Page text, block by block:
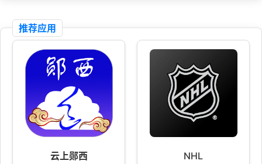
推荐应用
云上郧西 NHL